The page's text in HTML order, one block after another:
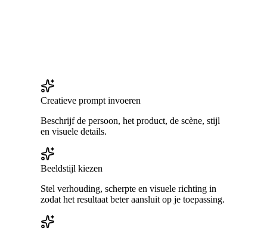
Creatieve prompt invoeren
Beschrijf de persoon, het product, de scène, stijl
en visuele details.
Beeldstijl kiezen
Stel verhouding, scherpte en visuele richting in
zodat het resultaat beter aansluit op je toepassing.